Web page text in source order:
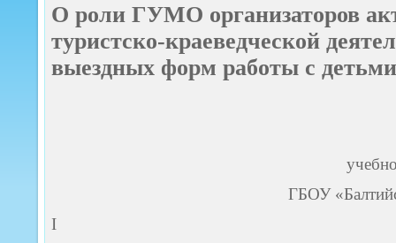
О роли ГУМО организаторов
туристско-краеведческой
выездных форм работы с
ГБОУ
I